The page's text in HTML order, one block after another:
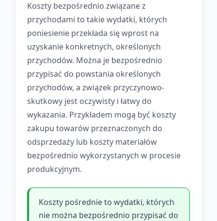
Koszty bezpośrednio związane z
przychodami to takie wydatki, których
poniesienie przekłada się wprost na
uzyskanie konkretnych, określonych
przychodów. Można je bezpośrednio
przypisać do powstania określonych
przychodów, a związek przyczynowo-
skutkowy jest oczywisty i łatwy do
wykazania. Przykładem mogą być koszty
zakupu towarów przeznaczonych do
odsprzedaży lub koszty materiałów
bezpośrednio wykorzystanych w procesie
produkcyjnym.
Koszty pośrednie to wydatki, których
nie można bezpośrednio przypisać do